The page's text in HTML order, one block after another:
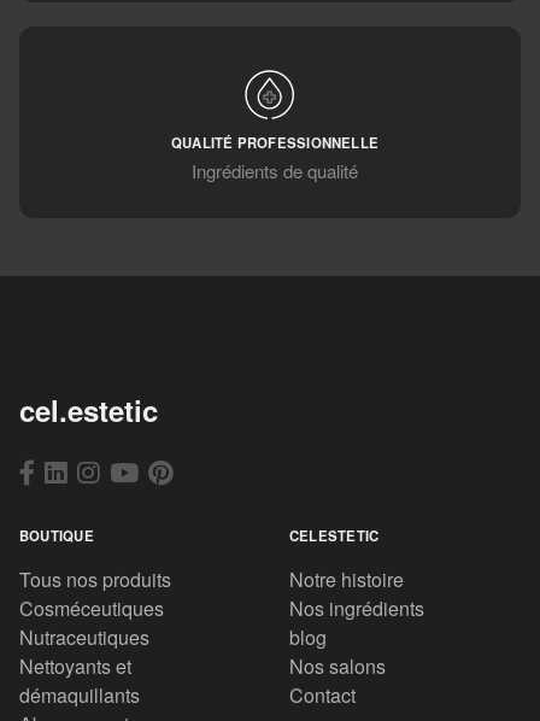
QUALITÉ PROFESSIONNELLE
Ingrédients de qualité
cel.estetic
BOUTIQUE
Tous nos produits
Cosméceutiques
Nutraceutiques
Nettoyants et
démaquillants
CELESTETIC
Notre histoire
Nos ingrédients
blog
Nos salons
Contact